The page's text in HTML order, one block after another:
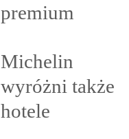
premium
Michelin
wyróżni także
hotele